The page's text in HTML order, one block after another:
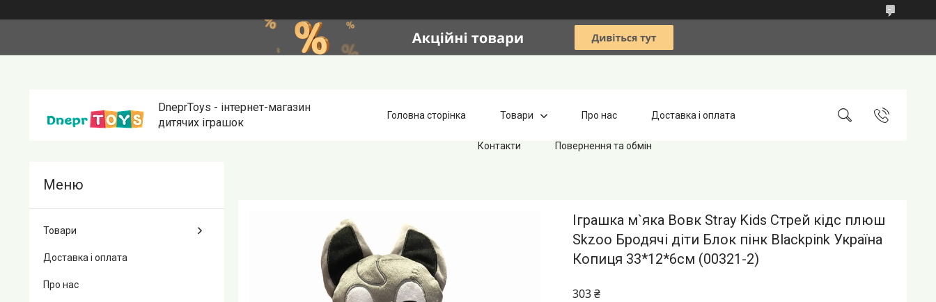
DneprToys - інтернет-магазин
дитячих іграшок
Головна сторінка Товари Про нас Доставка і оплата
Контакти Повернення та обмін
Іграшка м`яка Вовк Stray Kids Стрей кідс плюш
Skzoo Бродячі діти Блок пінк Blackpink Україна
Копиця 33*12*6см (00321-2)
303 ₴
Товари
Доставка і оплата
Про нас